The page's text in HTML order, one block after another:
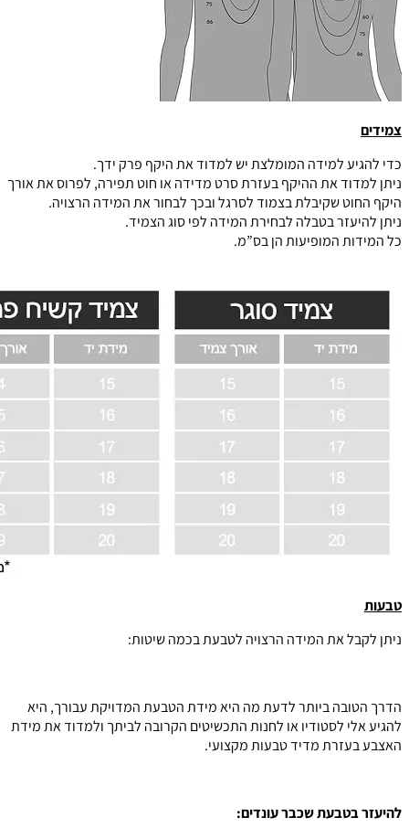
צמידים
כדי להגיע למידה המומלצת יש למדוד את היקף פרק ידך.
ניתן למדוד את ההיקף בעזרת סרט מדידה או חוט תפירה, לפרוס את אורך
היקף החוט שקיבלת בצמוד לסרגל ובכך לבחור את המידה הרצויה.
ניתן להיעזר בטבלה לבחירת המידה לפי סוג הצמיד.
כל המידות המופיעות הן בס”מ.
טבעות
ניתן לקבל את המידה הרצויה לטבעת בכמה שיטות:
הדרך הטובה ביותר לדעת מה היא מידת הטבעת המדויקת עבורך, היא
להגיע אלי לסטודיו או לחנות התכשיטים הקרובה לביתך ולמדוד את מידת
האצבע בעזרת מדיד טבעות מקצועי.
להיעזר בטבעת שכבר עונדים: